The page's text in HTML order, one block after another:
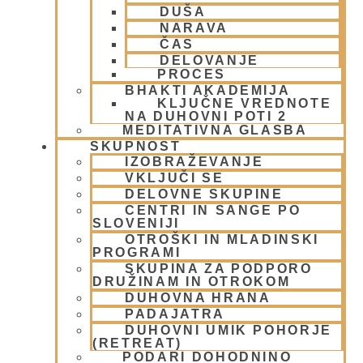
DUŠA
NARAVA
ČAS
DELOVANJE
PROCES
BHAKTI AKADEMIJA
KLJUČNE VREDNOTE
NA DUHOVNI POTI 2
MEDITATIVNA GLASBA
SKUPNOST
IZOBRAŽEVANJE
VKLJUČI SE
DELOVNE SKUPINE
CENTRI IN SANGE PO
SLOVENIJI
OTROŠKI IN MLADINSKI
PROGRAMI
SKUPINA ZA PODPORO
DRUŽINAM IN OTROKOM
DUHOVNA HRANA
PADAJATRA
DUHOVNI UMIK POHORJE
(RETREAT)
PODARI DOHODNINO
Krišna – vrhovna božanska oseba(7)
KRIŠNA BAZAR
Krišnove inkarnacije(11)
(9)
MORALA IN ETIKA(5)
Napitki – topli
(1)
(10)
Nedeljska predavanja in festivali(1)
Nove knjige(6)
Novice iz skupnosti(1)
Obiski fakultete – šole(6)
Padajatra 2008(12)
PADAYATRA(3)
Pogosta vprašanja(2)
Popotovanja(1)
Poučne zgodbe in nauki(8)
Prabhupadovi učenci in ostali(3)
Predavanja
(2)
Predstavitev
(9)
(1)